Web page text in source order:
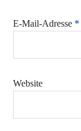
E-Mail-Adresse *
Website